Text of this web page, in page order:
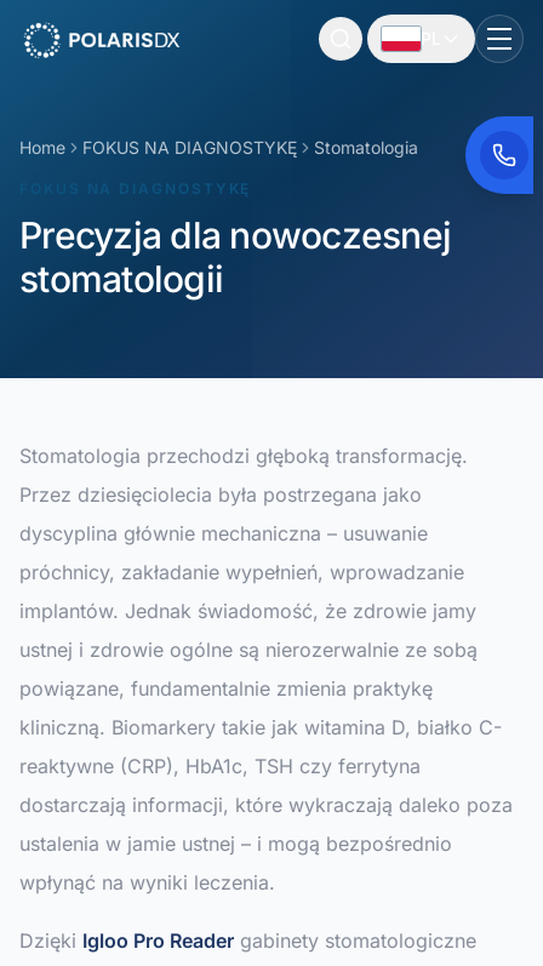
PolarisDX
Home FOKUS NA DIAGNOSTYKĘ Stomatologia
FOKUS NA DIAGNOSTYKĘ
Precyzja dla nowoczesnej
stomatologii
Stomatologia przechodzi głęboką transformację.
Przez dziesięciolecia była postrzegana jako
dyscyplina głównie mechaniczna – usuwanie
próchnicy, zakładanie wypełnień, wprowadzanie
implantów. Jednak świadomość, że zdrowie jamy
ustnej i zdrowie ogólne są nierozerwalnie ze sobą
powiązane, fundamentalnie zmienia praktykę
kliniczną. Biomarkery takie jak witamina D, białko C-
reaktywne (CRP), HbA1c, TSH czy ferrytyna
dostarczają informacji, które wykraczają daleko poza
ustalenia w jamie ustnej – i mogą bezpośrednio
wpłynąć na wyniki leczenia.
Dzięki Igloo Pro Reader gabinety stomatologiczne